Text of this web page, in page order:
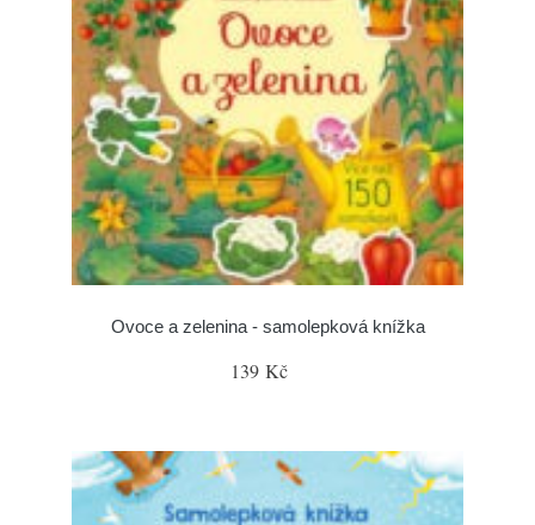
Ovoce a zelenina - samolepková knížka
139 Kč